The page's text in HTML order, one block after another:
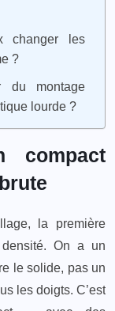
changer les
?
du montage
lourde ?
compact
la première
On a un
le solide, pas un
les doigts. C’est